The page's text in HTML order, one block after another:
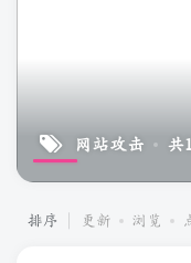
网站攻击 共
排序 更新 浏览